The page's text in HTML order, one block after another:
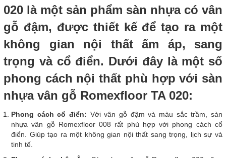
020 là một sản phẩm sàn nhựa có vân
gỗ đậm, được thiết kế để tạo ra một
không gian nội thất ấm áp, sang
trọng và cổ điển. Dưới đây là một số
phong cách nội thất phù hợp với sàn
nhựa vân gỗ Romexfloor TA 020:
Phong cách cổ điển: Với vân gỗ đậm và màu sắc trầm, sàn
nhựa vân gỗ Romexfloor 008 rất phù hợp với phong cách cổ
điển. Giúp tạo ra một không gian nội thất sang trọng, lịch sự và
tinh tế.